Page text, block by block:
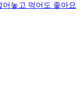
놓고 먹어도 좋아요